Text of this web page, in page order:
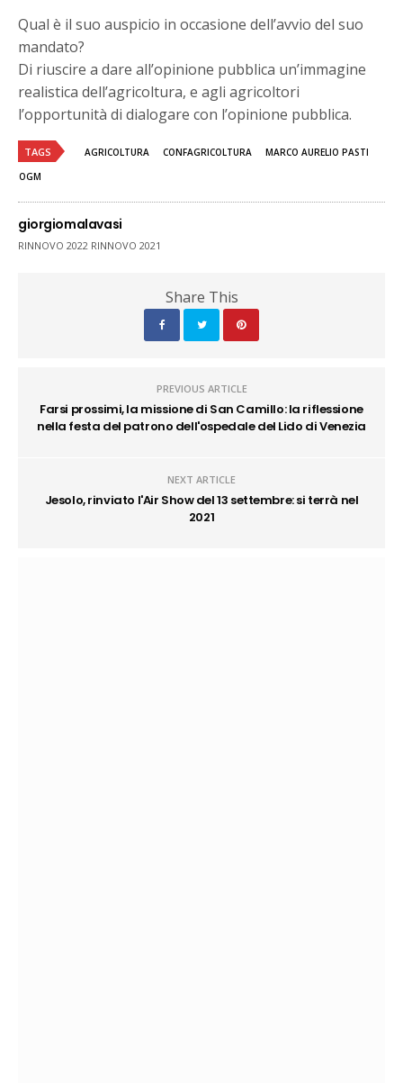
Qual è il suo auspicio in occasione dell’avvio del suo
mandato?
Di riuscire a dare all’opinione pubblica un’immagine
realistica dell’agricoltura, e agli agricoltori
l’opportunità di dialogare con l’opinione pubblica.
TAGS AGRICOLTURA CONFAGRICOLTURA
MARCO AURELIO PASTI
OGM
giorgiomalavasi
RINNOVO 2022 RINNOVO 2021
Share This
PREVIOUS ARTICLE
Farsi prossimi, la missione di San Camillo: la riflessione
nella festa del patrono dell'ospedale del Lido di Venezia
NEXT ARTICLE
Jesolo, rinviato l'Air Show del 13 settembre: si terrà nel
2021